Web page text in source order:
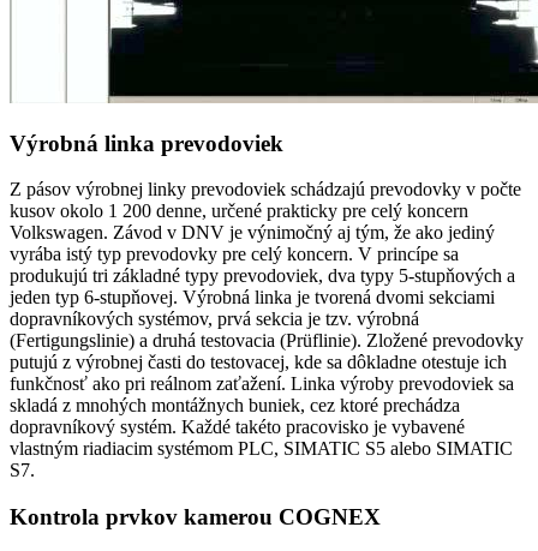
Výrobná linka prevodoviek
Z pásov výrobnej linky prevodoviek schádzajú prevodovky v počte
kusov okolo 1 200 denne, určené prakticky pre celý koncern
Volkswagen. Závod v DNV je výnimočný aj tým, že ako jediný
vyrába istý typ prevodovky pre celý koncern. V princípe sa
produkujú tri základné typy prevodoviek, dva typy 5-stupňových a
jeden typ 6-stupňovej. Výrobná linka je tvorená dvomi sekciami
dopravníkových systémov, prvá sekcia je tzv. výrobná
(Fertigungslinie) a druhá testovacia (Prüflinie). Zložené prevodovky
putujú z výrobnej časti do testovacej, kde sa dôkladne otestuje ich
funkčnosť ako pri reálnom zaťažení. Linka výroby prevodoviek sa
skladá z mnohých montážnych buniek, cez ktoré prechádza
dopravníkový systém. Každé takéto pracovisko je vybavené
vlastným riadiacim systémom PLC, SIMATIC S5 alebo SIMATIC
S7.
Kontrola prvkov kamerou COGNEX